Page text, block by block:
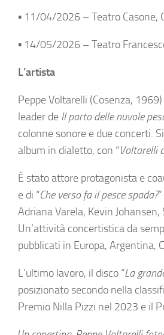
▪ 11/04/2026 – Teatro Casone,
▪ 14/05/2026 – Teatro
L’artista
Peppe Voltarelli (Cosenza,
leader de Il parto delle nuvole
colonne sonore e due concerti.
album in dialetto, con “Voltarelli
È stato attore protagonista e
e di “Che verso fa il pesce spada?
Adriana Varela, Kevin
Un’attività concertistica da
pubblicati in Europa, Argentina,
L’ultimo lavoro, il disco “La
posizionato secondo nella
Premio Nilla Pizzi nel 2023 e il